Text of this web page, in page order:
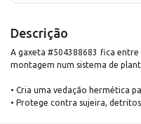
Descrição
A gaxeta #504388683 fica entre
montagem num sistema de
• Cria uma vedação hermética
• Protege contra sujeira,